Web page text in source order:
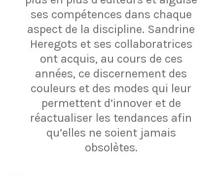
ses compétences dans chaque
aspect de la discipline. Sandrine
Heregots et ses collaboratrices
ont acquis, au cours de ces
années, ce discernement des
couleurs et des modes qui leur
permettent d’innover et de
réactualiser les tendances afin
qu’elles ne soient jamais
obsolètes.